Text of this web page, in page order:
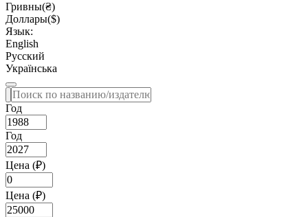
Гривны(₴)
Доллары($)
Язык:
English
Русский
Українська
Год
Год
Цена (₽)
Цена (₽)